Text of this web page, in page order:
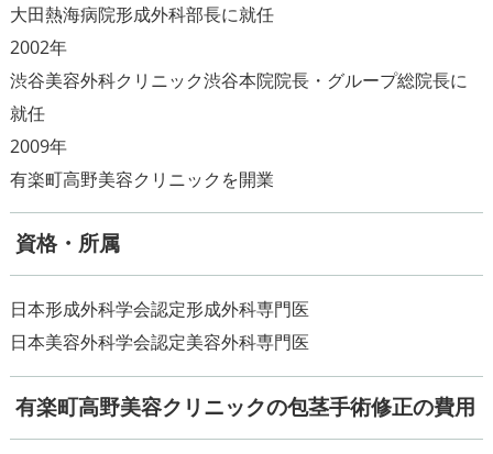
大田熱海病院形成外科部長に就任
2002年
渋谷美容外科クリニック渋谷本院院長・グループ総院長に
就任
2009年
資格・所属
日本形成外科学会認定形成外科専門医
日本美容外科学会認定美容外科専門医
有楽町高野美容クリニックの包茎手術修正の費用